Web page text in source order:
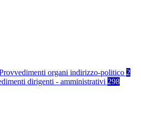
organi indirizzo-politico 2
dirigenti - amministrativi 298